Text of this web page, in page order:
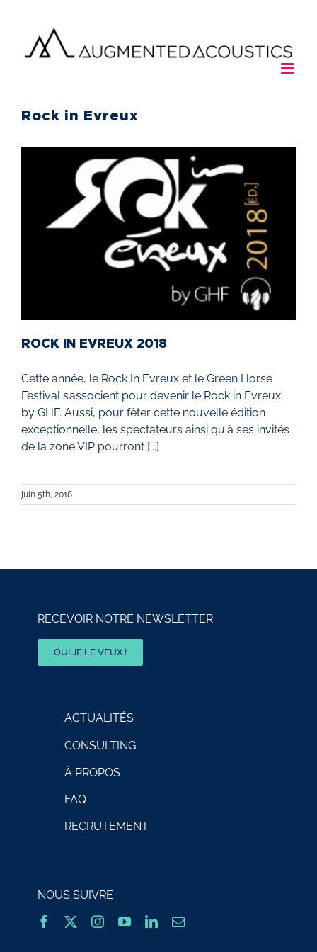
contenu
Rock in Evreux
ROCK IN EVREUX 2018
Cette année, le Rock In Evreux et le Green Horse
Festival s’associent pour devenir le Rock in Evreux
by GHF. Aussi, pour fêter cette nouvelle édition
exceptionnelle, les spectateurs ainsi qu'à ses invités
de la zone VIP pourront [...]
juin 5th, 2018
RECEVOIR NOTRE NEWSLETTER
OUI JE LE VEUX !
ACTUALITÉS
CONSULTING
À PROPOS
FAQ
RECRUTEMENT
NOUS SUIVRE